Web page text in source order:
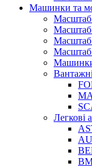
Машинки та
Масштаб
Масштаб
Машинки
Легкові